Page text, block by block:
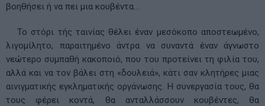
βοηθήσει ή να πει μια κουβέντα…
Το στόρι τής ταινίας θέλει έναν μεσόκοπο αποστεωμένο,
λιγομίλητο, παραιτημένο άντρα να συναντά έναν άγνωστο
νεώτερο συμπαθή κακοποιό, που του προτείνει τη φιλία του,
αλλά και να τον βάλει στη «δουλειά», κάτι σαν κλητήρες μιας
αινιγματικής εγκληματικής οργάνωσης. Η συνεργασία τους, θα
τους φέρει κοντά, θα ανταλλάσσουν κουβέντες, θα